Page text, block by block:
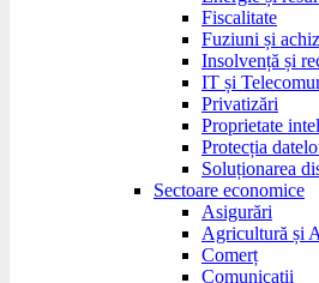
Fiscalitate
Fuziuni și
Insolvență și
IT și
Privatizări
Proprietate
Protecția
Soluționarea
Sectoare economice
Asigurări
Agricultură și
Comerț
Comunicații